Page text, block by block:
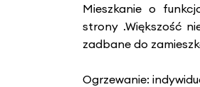
Mieszkanie o
strony .Większość
zadbane do
Ogrzewanie: